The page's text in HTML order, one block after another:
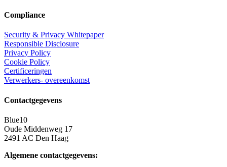
Compliance
Security & Privacy Whitepaper
Responsible Disclosure
Privacy Policy
Cookie Policy
Certificeringen
Verwerkers- overeenkomst
Contactgegevens
Blue10
Oude Middenweg 17
2491 AC Den Haag
Algemene contactgegevens: